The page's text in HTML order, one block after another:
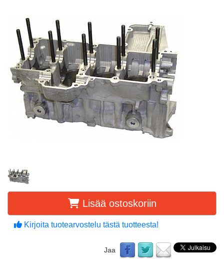
Lisää ostoskoriin
Kirjoita tuotearvostelu tästä tuotteesta!
Jaa